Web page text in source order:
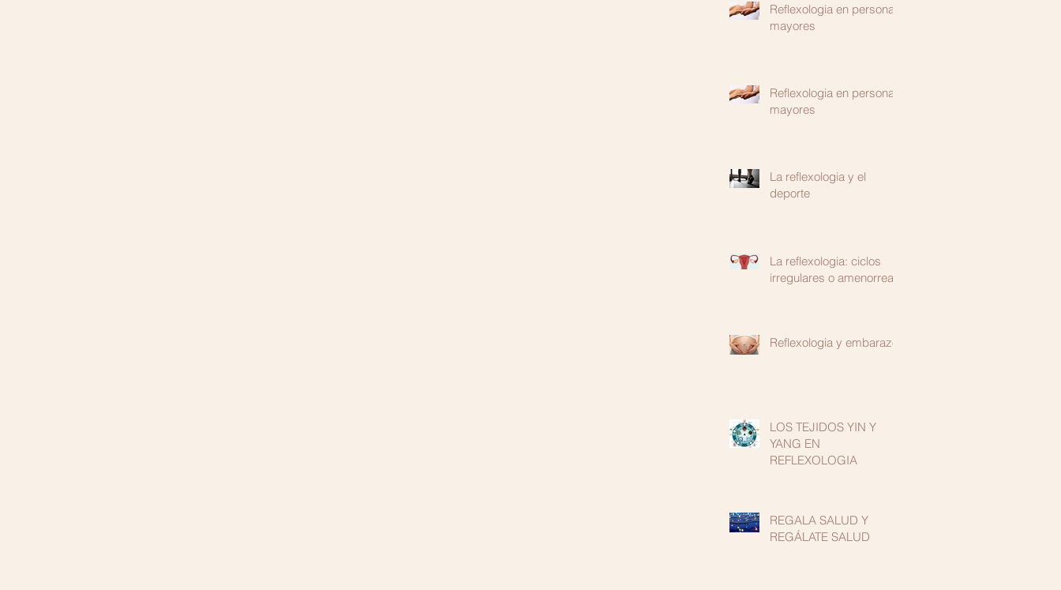
Reflexologia en personas
mayores
Reflexologia en personas
mayores
La reflexologia y el
deporte
La reflexologia: ciclos
irregulares o amenorrea
Reflexologia y embarazo
LOS TEJIDOS YIN Y
YANG EN
REFLEXOLOGIA
REGALA SALUD Y
REGÁLATE SALUD